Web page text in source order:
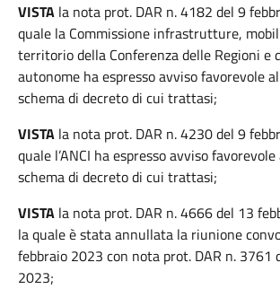
VISTA la nota prot. DAR n. 4182 del 9
quale la Commissione infrastrutture,
territorio della Conferenza delle Regioni e
autonome ha espresso avviso favorevole
schema di decreto di cui trattasi;
VISTA la nota prot. DAR n. 4230 del 9
quale l’ANCI ha espresso avviso
schema di decreto di cui trattasi;
VISTA la nota prot. DAR n. 4666 del 13
la quale è stata annullata la riunione
febbraio 2023 con nota prot. DAR n. 3761
2023;